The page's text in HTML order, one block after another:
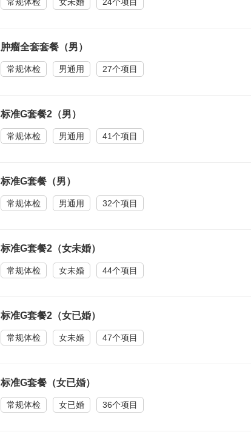
肿瘤全套套餐（男）
常规体检 男通用 27个项目
标准G套餐2（男）
常规体检 男通用 41个项目
标准G套餐（男）
常规体检 男通用 32个项目
标准G套餐2（女未婚）
常规体检 女未婚 44个项目
标准G套餐2（女已婚）
常规体检 女未婚 47个项目
标准G套餐（女已婚）
常规体检 女已婚 36个项目